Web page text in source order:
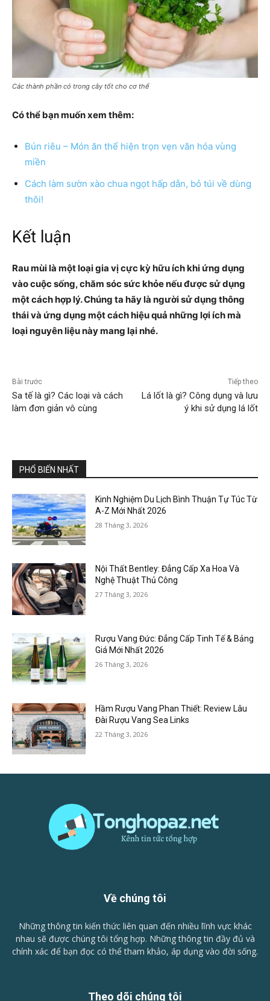
Các thành phần có trong cây tốt cho cơ thể
Có thể bạn muốn xem thêm:
Bún riêu – Món ăn thể hiện trọn vẹn văn hóa vùng
miền
Cách làm sườn xào chua ngọt hấp dẫn, bỏ túi về dùng
thôi!
Kết luận
Rau mùi là một loại gia vị cực kỳ hữu ích khi ứng dụng
vào cuộc sống, chăm sóc sức khỏe nếu được sử dụng
một cách hợp lý. Chúng ta hãy là người sử dụng thông
thái và ứng dụng một cách hiệu quả những lợi ích mà
loại nguyên liệu này mang lại nhé.
Bài trước
Sa tế là gì? Các loại và cách
làm đơn giản vô cùng
Tiếp theo
Lá lốt là gì? Công dụng và lưu
ý khi sử dụng lá lốt
PHỔ BIẾN NHẤT
Kinh Nghiệm Du Lịch Bình Thuận Tự Túc Từ
A-Z Mới Nhất 2026
28 Tháng 3, 2026
Nội Thất Bentley: Đẳng Cấp Xa Hoa Và
Nghệ Thuật Thủ Công
27 Tháng 3, 2026
Rượu Vang Đức: Đẳng Cấp Tinh Tế & Bảng
Giá Mới Nhất 2026
26 Tháng 3, 2026
Hầm Rượu Vang Phan Thiết: Review Lâu
Đài Rượu Vang Sea Links
22 Tháng 3, 2026
Về chúng tôi
Những thông tin kiến thức liên quan đến nhiều lĩnh vực khác
nhau sẽ được chúng tôi tổng hợp. Những thông tin đầy đủ và
chính xác để bạn đọc có thể tham khảo, áp dụng vào đời sống.
Theo dõi chúng tôi